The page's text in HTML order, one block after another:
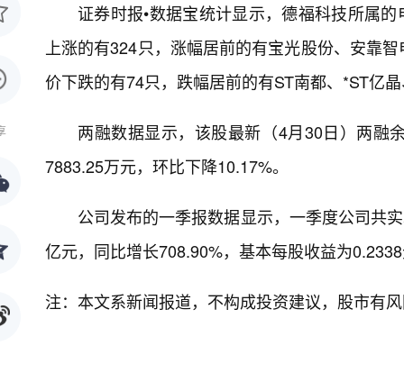
证券时报•数据宝统计显示，德福科技所属
上涨的有324只，涨幅居前的有宝光股份、安靠
价下跌的有74只，跌幅居前的有ST南都、*ST亿
两融数据显示，该股最新（4月30日）两融
7883.25万元，环比下降10.17%。
公司发布的一季报数据显示，一季度公司共
亿元，同比增长708.90%，基本每股收益为
注：本文系新闻报道，不构成投资建议，股市有